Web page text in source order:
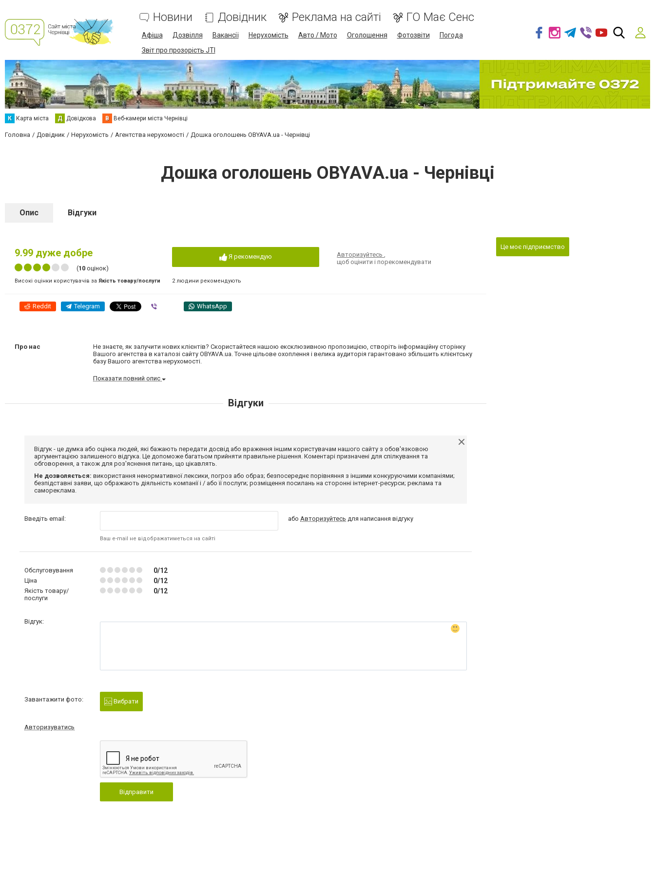
Новини Довідник Реклама на сайті ГО Має Сенс
Афіша Дозвілля Вакансії Нерухомість Авто / Мото Оголошення Фотозвіти
Погода
Звіт про прозорість JTI
К Карта міста Д Довідкова В Веб-камери міста Чернівці
Головна Довідник Нерухомість Агентства нерухомості Дошка оголошень OBYAVA.ua - Чернівці
Дошка оголошень OBYAVA.ua - Чернівці
Опис Відгуки
9.99 дуже добре
(10 оцінок)
Високі оцінки користувачів за Якість товару/послуги
Я рекомендую
2 людини рекомендують
Авторизуйтесь,
щоб оцінити і порекомендувати
Reddit Telegram WhatsApp
Про нас
Не знаєте, як залучити нових клієнтів? Скористайтеся нашою ексклюзивною пропозицією, створіть інформаційну сторінку
Вашого агентства в каталозі сайту OBYAVA.ua. Точне цільове охоплення і велика аудиторія гарантовано збільшить клієнтську
базу Вашого агентства нерухомості.
Показати повний опис
Це моє підприємство
Відгуки
Відгук - це думка або оцінка людей, які бажають передати досвід або враження іншим користувачам нашого сайту з обов'язковою
аргументацією залишеного відгука. Це допоможе багатьом прийняти правильне рішення. Коментарі призначені для спілкування та
обговорення, а також для роз'яснення питань, що цікавлять.
Не дозволяється: використання ненормативної лексики, погроз або образ; безпосереднє порівняння з іншими конкуруючими компаніями;
безпідставні заяви, що ображають діяльність компанії і / або її послуги; розміщення посилань на сторонні інтернет-ресурси; реклама та
самореклама.
Введіть email:
Ваш e-mail не відображатиметься на сайті
або Авторизуйтесь для написання відгуку
Обслуговування 0/12
Ціна 0/12
Якість товару/
послуги
0/12
Відгук:
Завантажити фото: Вибрати
Авторизуватись
Відправити